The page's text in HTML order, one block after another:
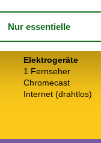
Kaminofen
Klimaanlage
Elektrogeräte
1 Fernseher
Chromecast
Internet (drahtlos)